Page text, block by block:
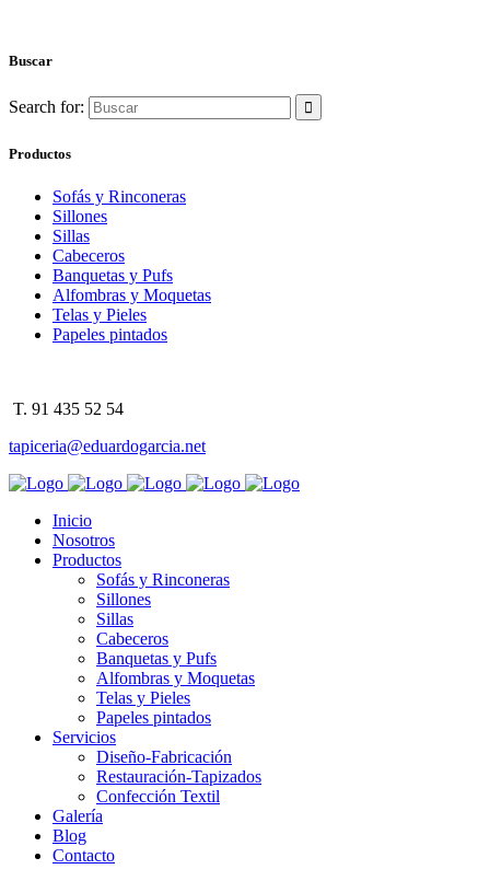
Buscar
Search for:
Productos
Sofás y Rinconeras
Sillones
Sillas
Cabeceros
Banquetas y Pufs
Alfombras y Moquetas
Telas y Pieles
Papeles pintados
T. 91 435 52 54
tapiceria@eduardogarcia.net
Inicio
Nosotros
Productos
Sofás y Rinconeras
Sillones
Sillas
Cabeceros
Banquetas y Pufs
Alfombras y Moquetas
Telas y Pieles
Papeles pintados
Servicios
Diseño-Fabricación
Restauración-Tapizados
Confección Textil
Galería
Blog
Contacto